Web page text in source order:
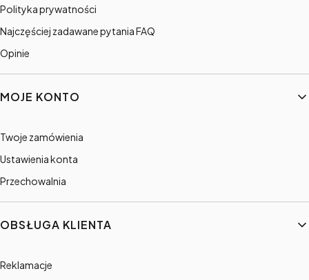
Polityka prywatności
Najczęściej zadawane pytania FAQ
Opinie
MOJE KONTO
Twoje zamówienia
Ustawienia konta
Przechowalnia
OBSŁUGA KLIENTA
Reklamacje